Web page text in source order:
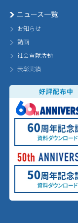
ニュース一覧
お知らせ
動画
社会貢献活動
表彰実績
好評配布中
60th Annivarsary
50th Annivarsary